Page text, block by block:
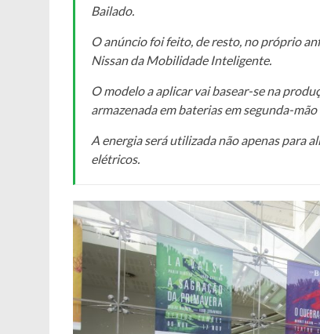
Bailado.
O anúncio foi feito, de resto, no próprio
Nissan da Mobilidade Inteligente.
O modelo a aplicar vai basear-se na
armazenada em baterias em segunda-
A energia será utilizada não apenas para
elétricos.